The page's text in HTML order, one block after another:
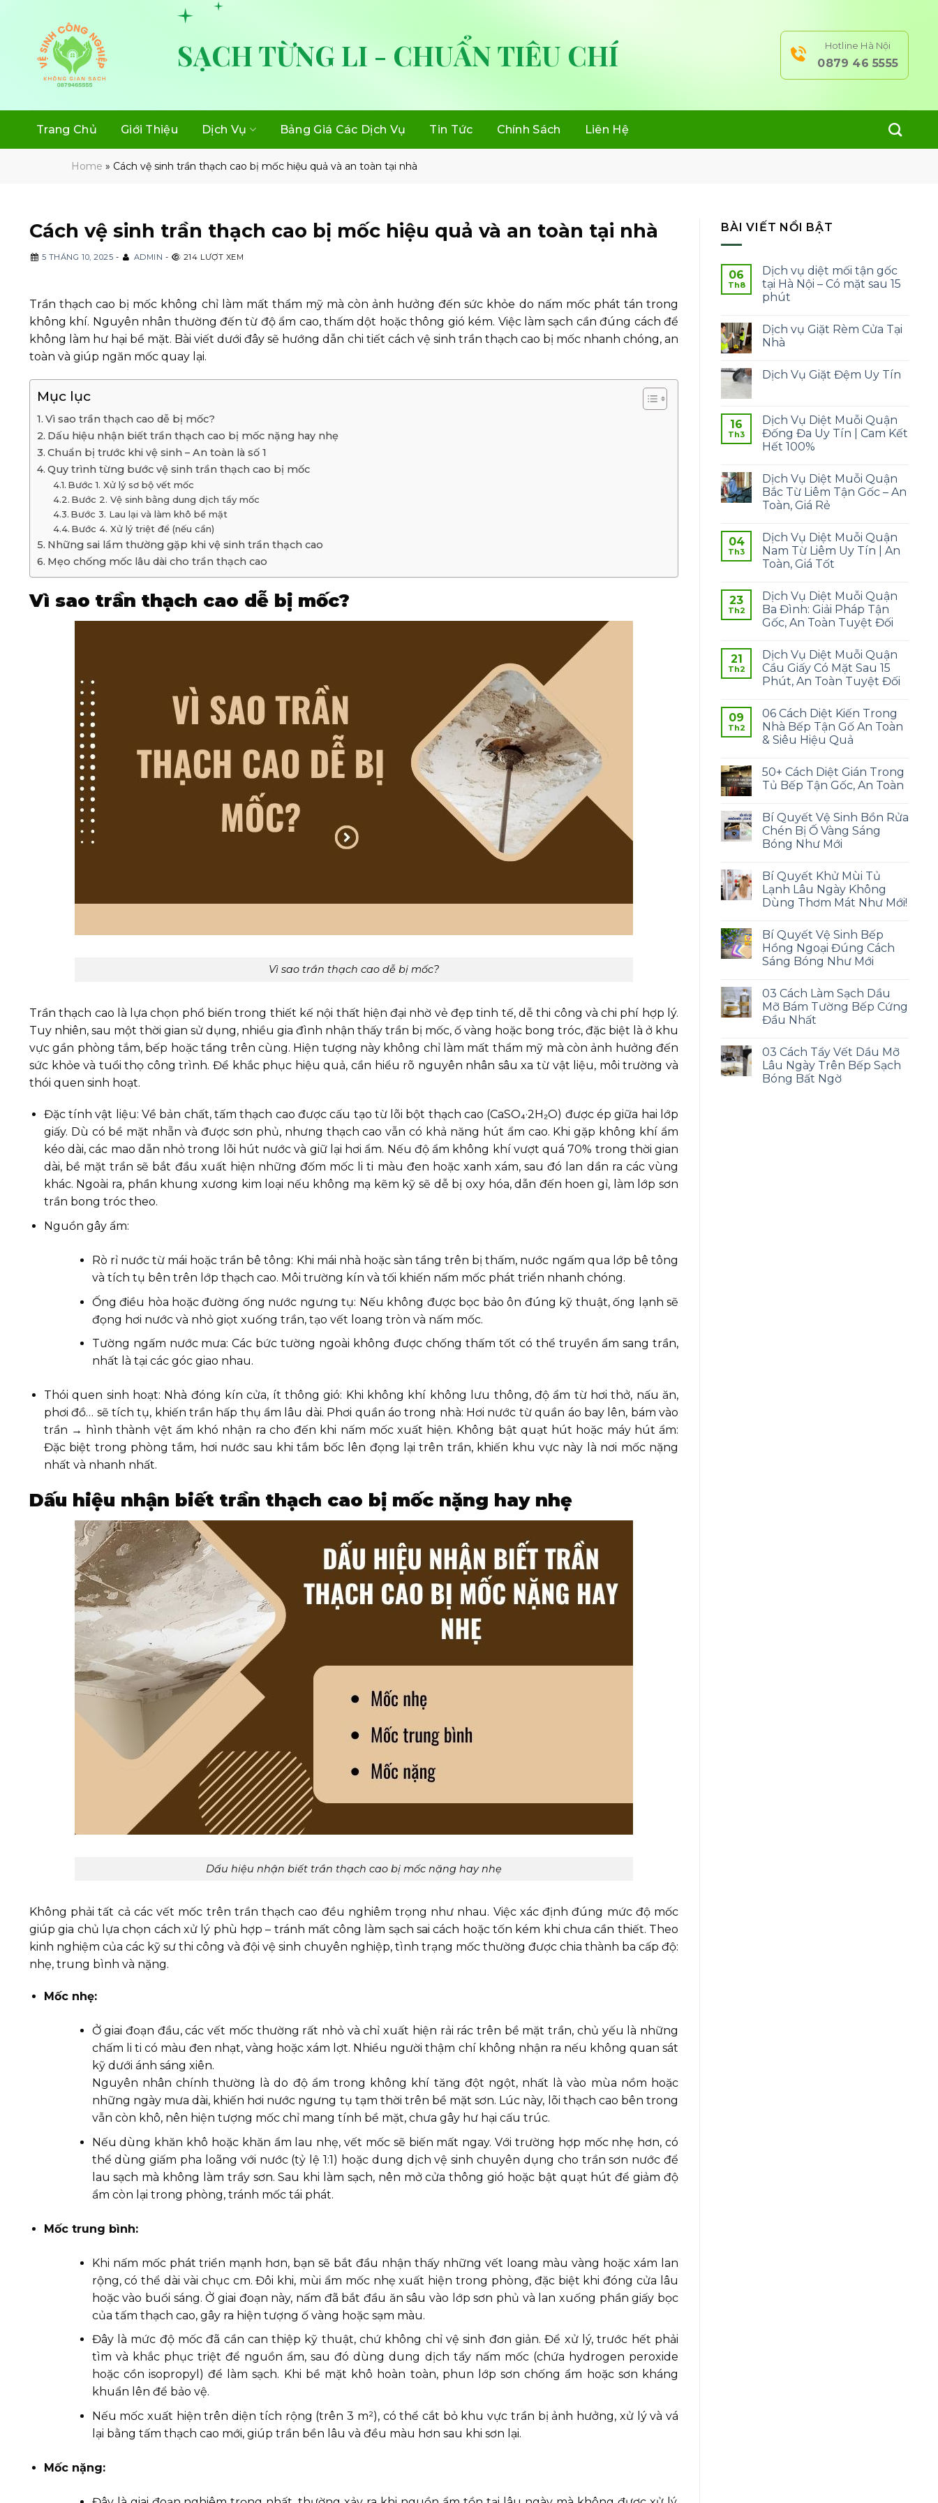
content
SẠCH TỪNG LI - CHUẨN TIÊU CHÍ Hotline Hà Nội
0879 46 5555
Trang Chủ Giới Thiệu Dịch Vụ Bảng Giá Các Dịch Vụ Tin Tức Chính Sách Liên Hệ
Home » Cách vệ sinh trần thạch cao bị mốc hiệu quả và an toàn tại nhà
Cách vệ sinh trần thạch cao bị mốc hiệu quả và an toàn tại nhà
5 THÁNG 10, 2025 - ADMIN - 214 LƯỢT XEM
Trần thạch cao bị mốc không chỉ làm mất thẩm mỹ mà còn ảnh hưởng đến sức khỏe do nấm mốc phát tán trong
không khí. Nguyên nhân thường đến từ độ ẩm cao, thấm dột hoặc thông gió kém. Việc làm sạch cần đúng cách để
không làm hư hại bề mặt. Bài viết dưới đây sẽ hướng dẫn chi tiết cách vệ sinh trần thạch cao bị mốc nhanh chóng, an
toàn và giúp ngăn mốc quay lại.
Mục lục
Vì sao trần thạch cao dễ bị mốc?
Dấu hiệu nhận biết trần thạch cao bị mốc nặng hay nhẹ
Chuẩn bị trước khi vệ sinh – An toàn là số 1
Quy trình từng bước vệ sinh trần thạch cao bị mốc
Bước 1. Xử lý sơ bộ vết mốc
Bước 2. Vệ sinh bằng dung dịch tẩy mốc
Bước 3. Lau lại và làm khô bề mặt
Bước 4. Xử lý triệt để (nếu cần)
Những sai lầm thường gặp khi vệ sinh trần thạch cao
Mẹo chống mốc lâu dài cho trần thạch cao
Vì sao trần thạch cao dễ bị mốc?
Vì sao trần thạch cao dễ bị mốc?
Trần thạch cao là lựa chọn phổ biến trong thiết kế nội thất hiện đại nhờ vẻ đẹp tinh tế, dễ thi công và chi phí hợp lý.
Tuy nhiên, sau một thời gian sử dụng, nhiều gia đình nhận thấy trần bị mốc, ố vàng hoặc bong tróc, đặc biệt là ở khu
vực gần phòng tắm, bếp hoặc tầng trên cùng. Hiện tượng này không chỉ làm mất thẩm mỹ mà còn ảnh hưởng đến
sức khỏe và tuổi thọ công trình. Để khắc phục hiệu quả, cần hiểu rõ nguyên nhân sâu xa từ vật liệu, môi trường và
thói quen sinh hoạt.
Đặc tính vật liệu: Về bản chất, tấm thạch cao được cấu tạo từ lõi bột thạch cao (CaSO₄·2H₂O) được ép giữa hai lớp
giấy. Dù có bề mặt nhẵn và được sơn phủ, nhưng thạch cao vẫn có khả năng hút ẩm cao. Khi gặp không khí ẩm
kéo dài, các mao dẫn nhỏ trong lõi hút nước và giữ lại hơi ẩm. Nếu độ ẩm không khí vượt quá 70% trong thời gian
dài, bề mặt trần sẽ bắt đầu xuất hiện những đốm mốc li ti màu đen hoặc xanh xám, sau đó lan dần ra các vùng
khác. Ngoài ra, phần khung xương kim loại nếu không mạ kẽm kỹ sẽ dễ bị oxy hóa, dẫn đến hoen gỉ, làm lớp sơn
trần bong tróc theo.
Nguồn gây ẩm:
Rò rỉ nước từ mái hoặc trần bê tông: Khi mái nhà hoặc sàn tầng trên bị thấm, nước ngấm qua lớp bê tông
và tích tụ bên trên lớp thạch cao. Môi trường kín và tối khiến nấm mốc phát triển nhanh chóng.
Ống điều hòa hoặc đường ống nước ngưng tụ: Nếu không được bọc bảo ôn đúng kỹ thuật, ống lạnh sẽ
đọng hơi nước và nhỏ giọt xuống trần, tạo vết loang tròn và nấm mốc.
Tường ngấm nước mưa: Các bức tường ngoài không được chống thấm tốt có thể truyền ẩm sang trần,
nhất là tại các góc giao nhau.
Thói quen sinh hoạt: Nhà đóng kín cửa, ít thông gió: Khi không khí không lưu thông, độ ẩm từ hơi thở, nấu ăn,
phơi đồ… sẽ tích tụ, khiến trần hấp thụ ẩm lâu dài. Phơi quần áo trong nhà: Hơi nước từ quần áo bay lên, bám vào
trần → hình thành vệt ẩm khó nhận ra cho đến khi nấm mốc xuất hiện. Không bật quạt hút hoặc máy hút ẩm:
Đặc biệt trong phòng tắm, hơi nước sau khi tắm bốc lên đọng lại trên trần, khiến khu vực này là nơi mốc nặng
nhất và nhanh nhất.
Dấu hiệu nhận biết trần thạch cao bị mốc nặng hay nhẹ
Dấu hiệu nhận biết trần thạch cao bị mốc nặng hay nhẹ
Không phải tất cả các vết mốc trên trần thạch cao đều nghiêm trọng như nhau. Việc xác định đúng mức độ mốc
giúp gia chủ lựa chọn cách xử lý phù hợp – tránh mất công làm sạch sai cách hoặc tốn kém khi chưa cần thiết. Theo
kinh nghiệm của các kỹ sư thi công và đội vệ sinh chuyên nghiệp, tình trạng mốc thường được chia thành ba cấp độ:
nhẹ, trung bình và nặng.
Mốc nhẹ:
Ở giai đoạn đầu, các vết mốc thường rất nhỏ và chỉ xuất hiện rải rác trên bề mặt trần, chủ yếu là những
chấm li ti có màu đen nhạt, vàng hoặc xám lợt. Nhiều người thậm chí không nhận ra nếu không quan sát
kỹ dưới ánh sáng xiên.
Nguyên nhân chính thường là do độ ẩm trong không khí tăng đột ngột, nhất là vào mùa nồm hoặc
những ngày mưa dài, khiến hơi nước ngưng tụ tạm thời trên bề mặt sơn. Lúc này, lõi thạch cao bên trong
vẫn còn khô, nên hiện tượng mốc chỉ mang tính bề mặt, chưa gây hư hại cấu trúc.
Nếu dùng khăn khô hoặc khăn ẩm lau nhẹ, vết mốc sẽ biến mất ngay. Với trường hợp mốc nhẹ hơn, có
thể dùng giấm pha loãng với nước (tỷ lệ 1:1) hoặc dung dịch vệ sinh chuyên dụng cho trần sơn nước để
lau sạch mà không làm trầy sơn. Sau khi làm sạch, nên mở cửa thông gió hoặc bật quạt hút để giảm độ
ẩm còn lại trong phòng, tránh mốc tái phát.
Mốc trung bình:
Khi nấm mốc phát triển mạnh hơn, bạn sẽ bắt đầu nhận thấy những vết loang màu vàng hoặc xám lan
rộng, có thể dài vài chục cm. Đôi khi, mùi ẩm mốc nhẹ xuất hiện trong phòng, đặc biệt khi đóng cửa lâu
hoặc vào buổi sáng. Ở giai đoạn này, nấm đã bắt đầu ăn sâu vào lớp sơn phủ và lan xuống phần giấy bọc
của tấm thạch cao, gây ra hiện tượng ố vàng hoặc sạm màu.
Đây là mức độ mốc đã cần can thiệp kỹ thuật, chứ không chỉ vệ sinh đơn giản. Để xử lý, trước hết phải
tìm và khắc phục triệt để nguồn ẩm, sau đó dùng dung dịch tẩy nấm mốc (chứa hydrogen peroxide
hoặc cồn isopropyl) để làm sạch. Khi bề mặt khô hoàn toàn, phun lớp sơn chống ẩm hoặc sơn kháng
khuẩn lên để bảo vệ.
Nếu mốc xuất hiện trên diện tích rộng (trên 3 m²), có thể cắt bỏ khu vực trần bị ảnh hưởng, xử lý và vá
lại bằng tấm thạch cao mới, giúp trần bền lâu và đều màu hơn sau khi sơn lại.
Mốc nặng:
BÀI VIẾT NỔI BẬT
06
Th8
Dịch vụ diệt mối tận gốc
tại Hà Nội – Có mặt sau 15
phút
Dịch vụ Giặt Rèm Cửa Tại
Nhà
Dịch Vụ Giặt Đệm Uy Tín
16
Th3
Dịch Vụ Diệt Muỗi Quận
Đống Đa Uy Tín | Cam Kết
Hết 100%
Dịch Vụ Diệt Muỗi Quận
Bắc Từ Liêm Tận Gốc – An
Toàn, Giá Rẻ
04
Th3
Dịch Vụ Diệt Muỗi Quận
Nam Từ Liêm Uy Tín | An
Toàn, Giá Tốt
23
Th2
Dịch Vụ Diệt Muỗi Quận
Ba Đình: Giải Pháp Tận
Gốc, An Toàn Tuyệt Đối
21
Th2
Dịch Vụ Diệt Muỗi Quận
Cầu Giấy Có Mặt Sau 15
Phút, An Toàn Tuyệt Đối
09
Th2
06 Cách Diệt Kiến Trong
Nhà Bếp Tận Gố An Toàn
& Siêu Hiệu Quả
50+ Cách Diệt Gián Trong
Tủ Bếp Tận Gốc, An Toàn
Bí Quyết Vệ Sinh Bồn Rửa
Chén Bị Ố Vàng Sáng
Bóng Như Mới
Bí Quyết Khử Mùi Tủ
Lạnh Lâu Ngày Không
Dùng Thơm Mát Như Mới!
Bí Quyết Vệ Sinh Bếp
Hồng Ngoại Đúng Cách
Sáng Bóng Như Mới
03 Cách Làm Sạch Dầu
Mỡ Bám Tường Bếp Cứng
Đầu Nhất
03 Cách Tẩy Vết Dầu Mỡ
Lâu Ngày Trên Bếp Sạch
Bóng Bất Ngờ